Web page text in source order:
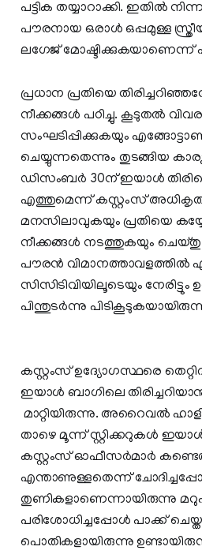
പട്ടിക തയ്യാറാക്കി. ഇതില്‍
പൗരനായ ഒരാള്‍ ഒപ്പമുള്ള
ലഗേജ് മോഷ്ടിക്കുകയാണെന്ന്
പ്രധാന പ്രതിയെ
നീക്കങ്ങൾ പഠിച്ചു. കൂടുതൽ
സംഘടിപ്പിക്കുകയും
ചെയ്യുന്നതെന്നും തുടങ്ങിയ
ഡിസംബർ 30ന് ഇയാൾ
എത്തുമെന്ന് കസ്റ്റംസ്
മനസിലാവുകയും പ്രതിയെ
നീക്കങ്ങൾ നടത്തുകയും
പൗരൻ വിമാനത്താവളത്തിൽ
സിസിടിവിയിലൂടെയും
പിന്തുടർന്നു
കസ്റ്റംസ് ഉദ്യോഗസ്ഥരെ
ഇയാൾ ബാഗിലെ
മാറ്റിയിരുന്നു. അറൈവല്‍
താഴെ മൂന്ന് സ്റ്റിക്കറുകള്‍ ഇയാള്‍
കസ്റ്റംസ് ഓഫീസര്‍മാര്‍
എന്താണുള്ളതെന്ന്
തുണികളാണെന്നായിരുന്നു
പരിശോധിച്ചപ്പോള്‍ പാക്ക്
പൊതികളായിരുന്നു